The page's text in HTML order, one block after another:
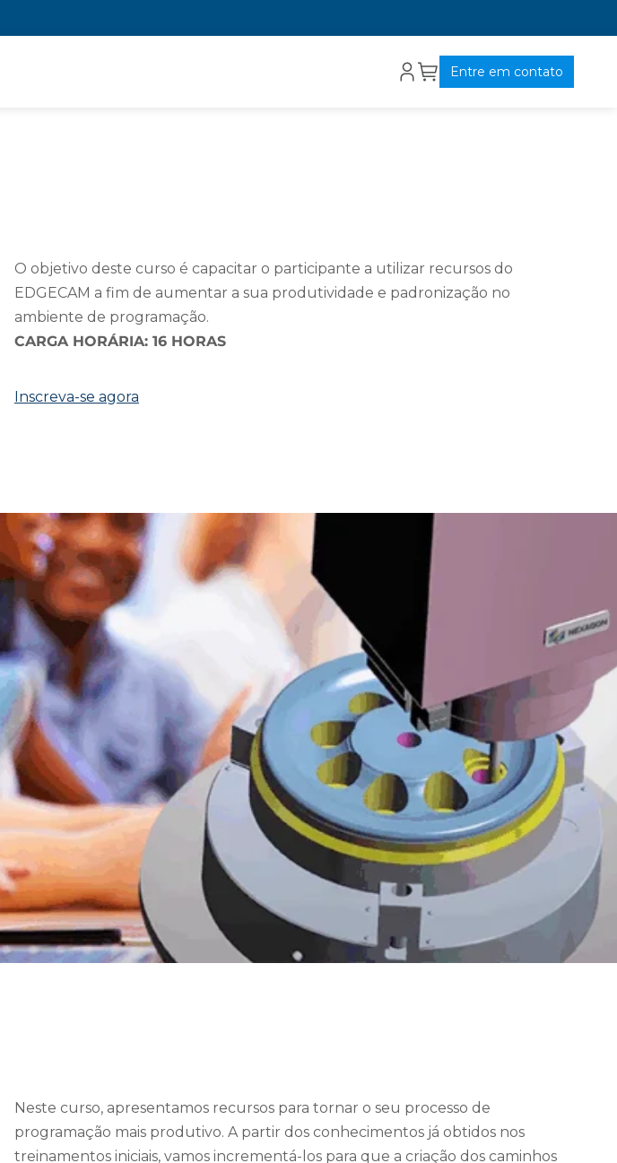
Entre em contato
O objetivo deste curso é capacitar o participante a utilizar recursos do
EDGECAM a fim de aumentar a sua produtividade e padronização no
ambiente de programação.
CARGA HORÁRIA: 16 HORAS
Inscreva-se agora
Neste curso, apresentamos recursos para tornar o seu processo de
programação mais produtivo. A partir dos conhecimentos já obtidos nos
treinamentos iniciais, vamos incrementá-los para que a criação dos caminhos